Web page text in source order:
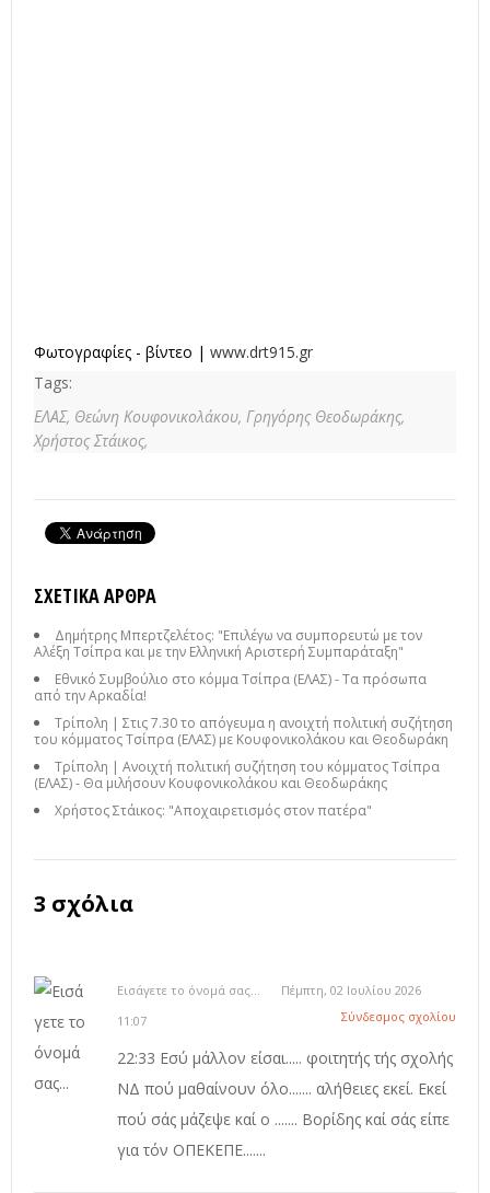
Φωτογραφίες - βίντεο | www.drt915.gr
Tags:
ΕΛΑΣ, Θεώνη Κουφονικολάκου, Γρηγόρης Θεοδωράκης,
Χρήστος Στάικος,
ΣΧΕΤΙΚΆ ΆΡΘΡΑ
Δημήτρης Μπερτζελέτος: "Επιλέγω να συμπορευτώ με τον
Αλέξη Τσίπρα και με την Ελληνική Αριστερή Συμπαράταξη"
Εθνικό Συμβούλιο στο κόμμα Τσίπρα (ΕΛΑΣ) - Τα πρόσωπα
από την Αρκαδία!
Τρίπολη | Στις 7.30 το απόγευμα η ανοιχτή πολιτική συζήτηση
του κόμματος Τσίπρα (ΕΛΑΣ) με Κουφονικολάκου και Θεοδωράκη
Τρίπολη | Ανοιχτή πολιτική συζήτηση του κόμματος Τσίπρα
(ΕΛΑΣ) - Θα μιλήσουν Κουφονικολάκου και Θεοδωράκης
Χρήστος Στάικος: "Αποχαιρετισμός στον πατέρα"
3 σχόλια
Εισάγετε το όνομά σας...
Πέμπτη, 02 Ιουλίου 2026
11:07
Σύνδεσμος σχολίου
22:33 Εσύ μάλλον είσαι..... φοιτητής τής σχολής
ΝΔ πού μαθαίνουν όλο....... αλήθειες εκεί. Εκεί
πού σάς μάζεψε καί ο ....... Βορίδης καί σάς είπε
για τόν ΟΠΕΚΕΠΕ.......